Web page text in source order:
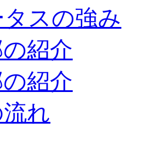
スの強み
紹介
紹介
れ